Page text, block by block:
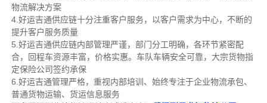
物流解决方案
4.好运吉通供应链十分注重客户服务，以客户需求为中心，不断的
提升客户服务质量
5.好运吉通供应链内部管理严谨，部门分工明确，各环节紧密配
合，回程车资源丰富，价格实惠。车队车辆安全可靠，大宗货物指
定保险公司签约承保
6.好运吉通管理严格，重视内部培训、始终专注于企业物流承包、
普通货物运输、货运信息服务